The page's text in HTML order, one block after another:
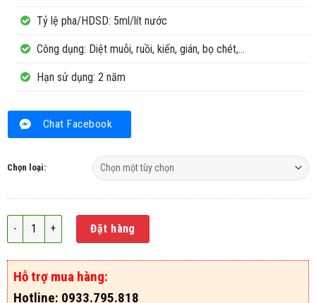
Tỷ lệ pha/HDSD: 5ml/lít nước
Công dụng: Diệt muỗi, ruồi, kiến, gián, bọ chét,…
Hạn sử dụng: 2 năm
Chat Facebook
Chọn loại:
Thuốc diệt muỗi Fendona 10SC số lượng
Đặt hàng
Hỗ trợ mua hàng:
Hotline: 0933.795.818